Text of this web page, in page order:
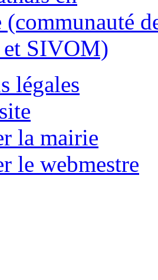
légales
la mairie
le webmestre